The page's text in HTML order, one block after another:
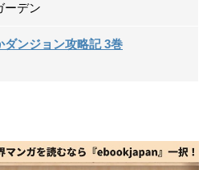
ーデン
ダンジョン攻略記 3巻